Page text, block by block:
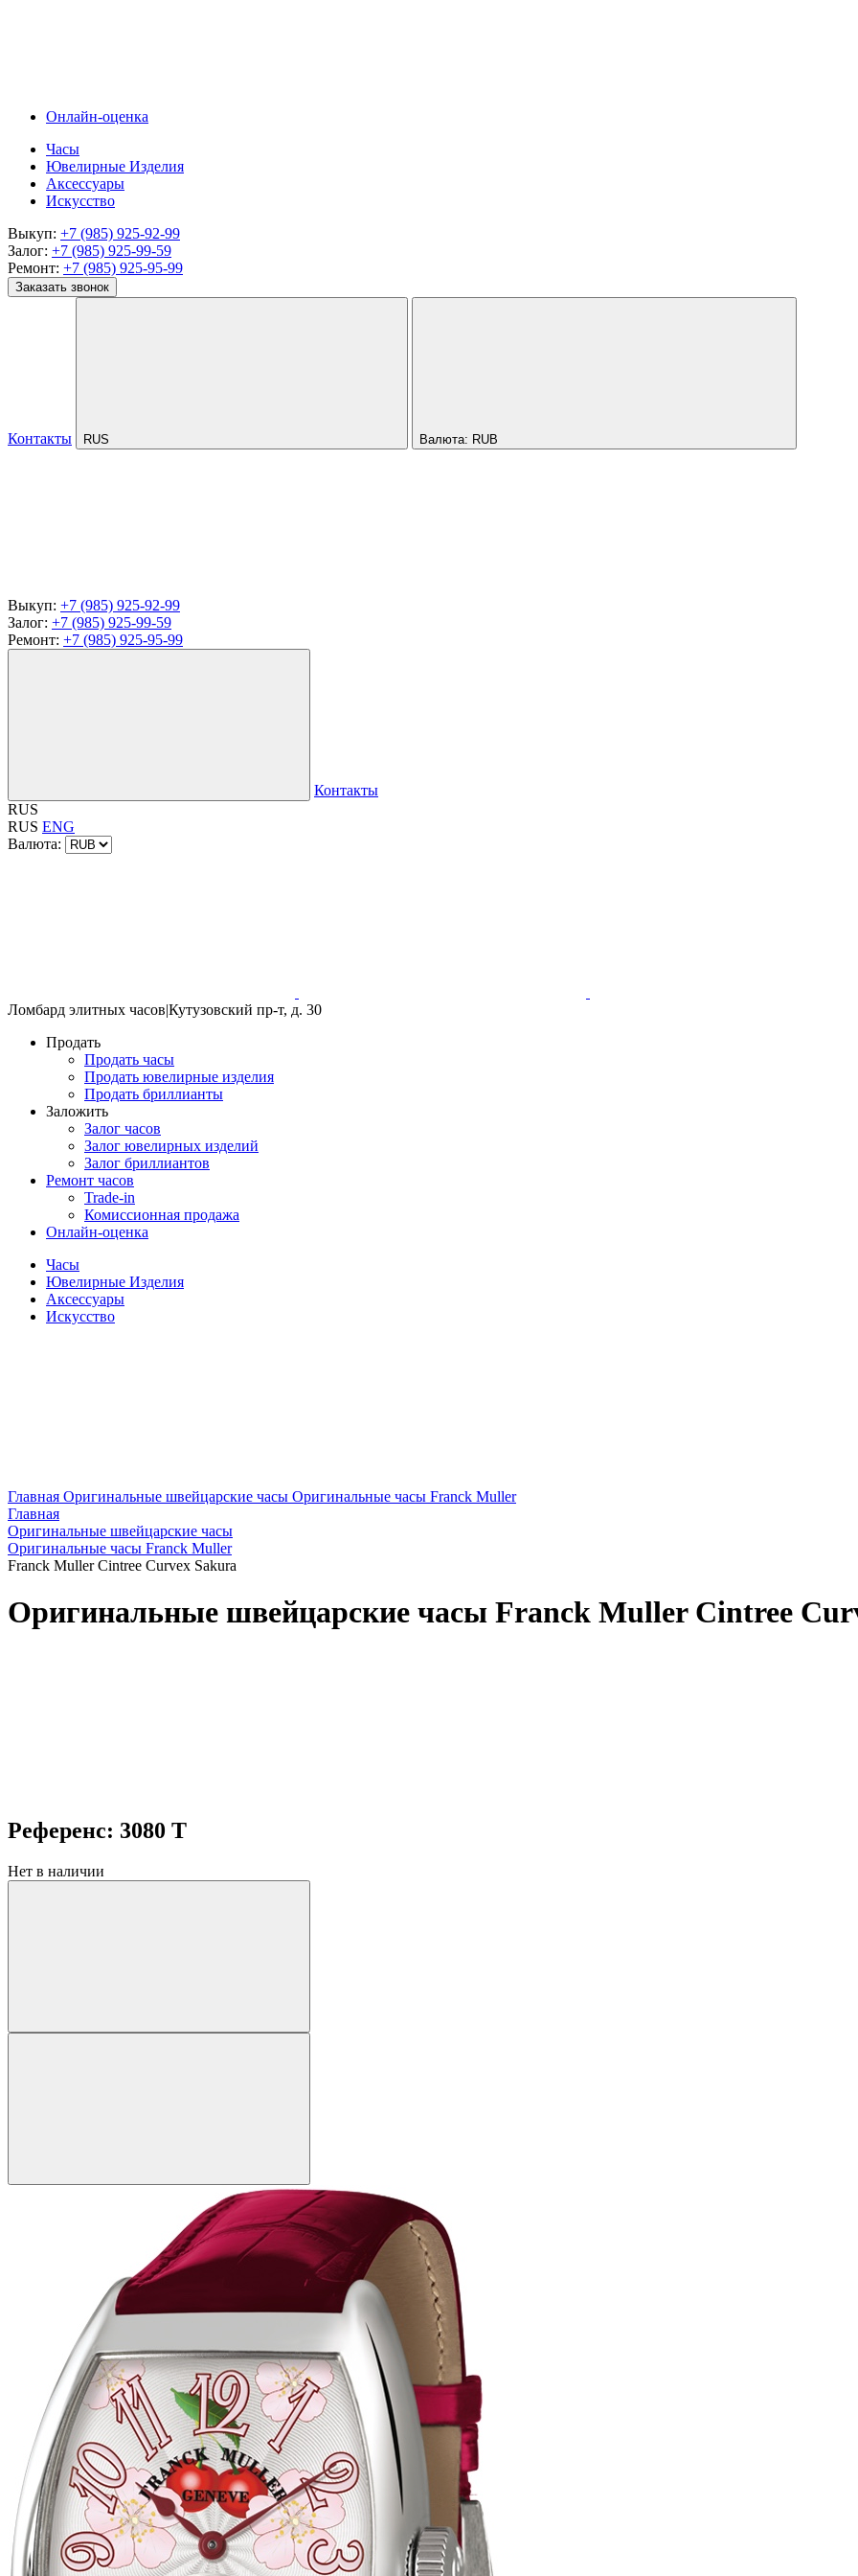
Онлайн-оценка
Часы
Ювелирные Изделия
Аксессуары
Искусство
Выкуп: +7 (985) 925-92-99
Залог: +7 (985) 925-99-59
Ремонт: +7 (985) 925-95-99
Заказать звонок
Контакты RUS Валюта: RUB
Выкуп: +7 (985) 925-92-99
Залог: +7 (985) 925-99-59
Ремонт: +7 (985) 925-95-99
Контакты
RUS
RUS ENG
Валюта:
Ломбард элитных часов|Кутузовский пр-т, д. 30
Продать
Продать часы
Продать ювелирные изделия
Продать бриллианты
Заложить
Залог часов
Залог ювелирных изделий
Залог бриллиантов
Ремонт часов
Trade-in
Комиссионная продажа
Онлайн-оценка
Часы
Ювелирные Изделия
Аксессуары
Искусство
Главная Оригинальные швейцарские часы Оригинальные часы Franck Muller
Главная
Оригинальные швейцарские часы
Оригинальные часы Franck Muller
Franck Muller Cintree Curvex Sakura
Оригинальные швейцарские часы Franck Muller Cintree
Референс: 3080 T
Нет в наличии